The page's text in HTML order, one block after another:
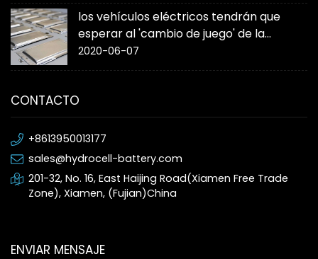
los vehículos eléctricos tendrán que
esperar al 'cambio de juego' de la
batería de estado sólido
2020-06-07
CONTACTO
+8613950013177
sales@hydrocell-battery.com
201-32, No. 16, East Haijing Road(Xiamen Free Trade
Zone), Xiamen, (Fujian)China
ENVIAR MENSAJE